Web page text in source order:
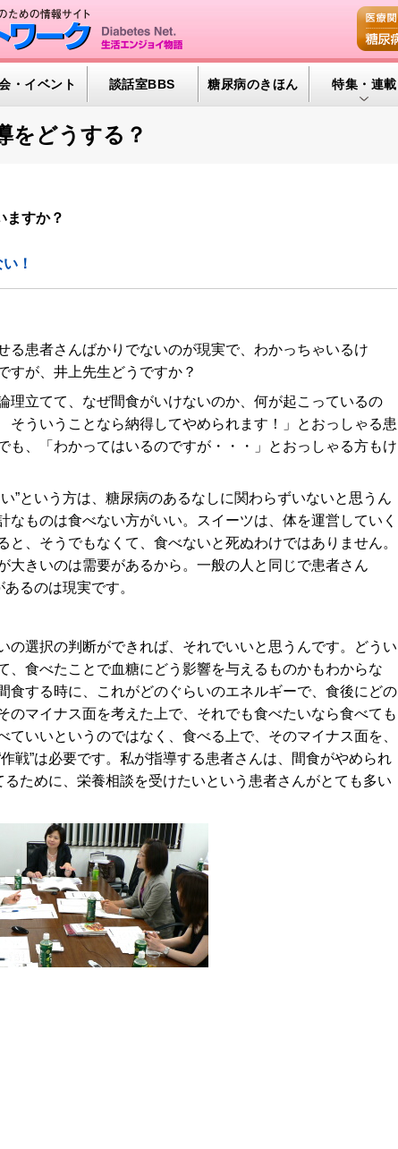
・イベント 談話室BBS 糖尿病のきほん 特集・連載
をどうする？
ますか？
！
る患者さんばかりでないのが現実で、わかっちゃいるけ
すが、井上先生どうですか？
理立てて、なぜ間食がいけないのか、何が起こっているの
ういうことなら納得してやめられます！」とおっしゃる患
も、「わかってはいるのですが・・・」とおっしゃる方もけ
”という方は、糖尿病のあるなしに関わらずいないと思うん
なものは食べない方がいい。スイーツは、体を運営していく
と、そうでもなくて、食べないと死ぬわけではありません。
大きいのは需要があるから。一般の人と同じで患者さん
るのは現実です。
の選択の判断ができれば、それでいいと思うんです。どうい
、食べたことで血糖にどう影響を与えるものかもわからな
食する時に、これがどのぐらいのエネルギーで、食後にどの
のマイナス面を考えた上で、それでも食べたいなら食べても
ていいというのではなく、食べる上で、そのマイナス面を、
戦”は必要です。私が指導する患者さんは、間食がやめられ
るために、栄養相談を受けたいという患者さんがとても多い